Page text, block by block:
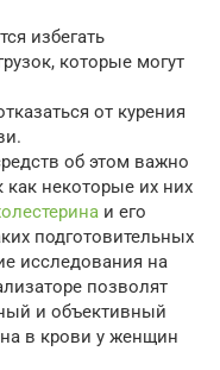
избегать
которые могут
от курения
об этом важно
как некоторые их них
и его
подготовительных
исследования на
позволят
и объективный
в крови у женщин